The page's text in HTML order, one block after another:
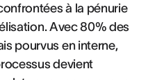
à la pénurie
Avec 80% des
pourvus en interne,
devient